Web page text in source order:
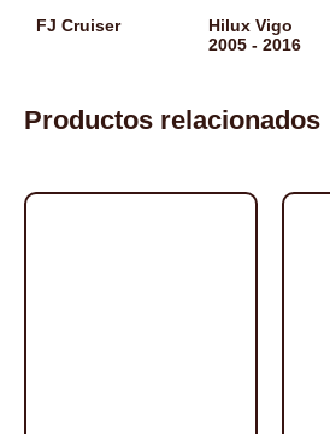
FJ Cruiser
Hilux Vigo
2005 - 2016
Productos relacionados